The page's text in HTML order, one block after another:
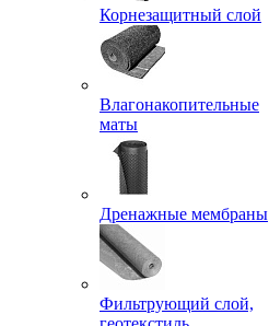
Корнезащитный слой
Влагонакопительные
маты
Дренажные мембраны
Фильтрующий слой,